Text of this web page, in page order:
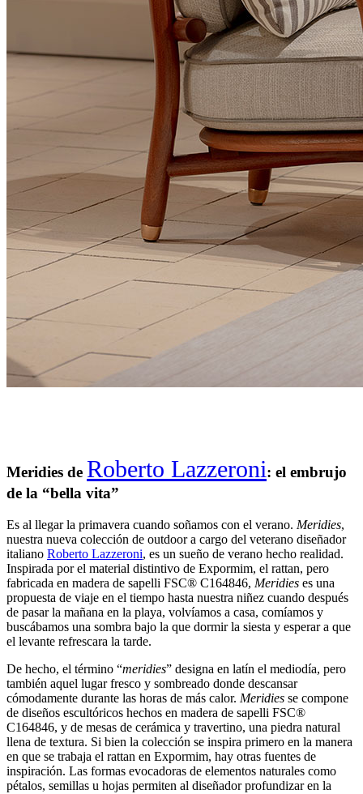
Meridies de Roberto Lazzeroni: el embrujo
de la “bella vita”
Es al llegar la primavera cuando soñamos con el verano. Meridies,
nuestra nueva colección de outdoor a cargo del veterano diseñador
italiano Roberto Lazzeroni, es un sueño de verano hecho realidad.
Inspirada por el material distintivo de Expormim, el rattan, pero
fabricada en madera de sapelli FSC® C164846, Meridies es una
propuesta de viaje en el tiempo hasta nuestra niñez cuando después
de pasar la mañana en la playa, volvíamos a casa, comíamos y
buscábamos una sombra bajo la que dormir la siesta y esperar a que
el levante refrescara la tarde.
De hecho, el término “meridies” designa en latín el mediodía, pero
también aquel lugar fresco y sombreado donde descansar
cómodamente durante las horas de más calor. Meridies se compone
de diseños escultóricos hechos en madera de sapelli FSC®
C164846, y de mesas de cerámica y travertino, una piedra natural
llena de textura. Si bien la colección se inspira primero en la manera
en que se trabaja el rattan en Expormim, hay otras fuentes de
inspiración. Las formas evocadoras de elementos naturales como
pétalos, semillas u hojas permiten al diseñador profundizar en la